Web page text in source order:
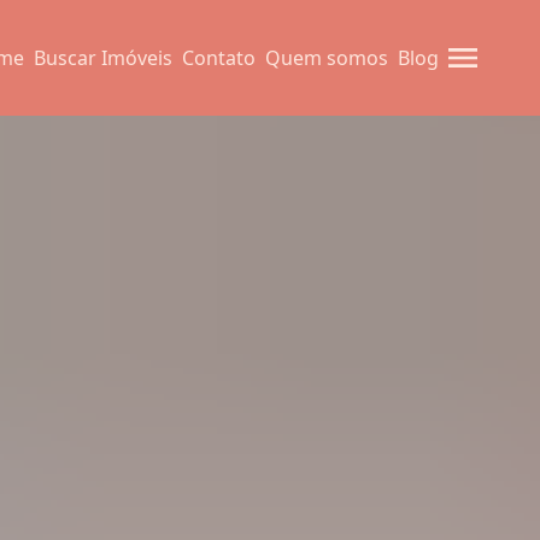
Buscar Imóveis Contato Quem somos Blog